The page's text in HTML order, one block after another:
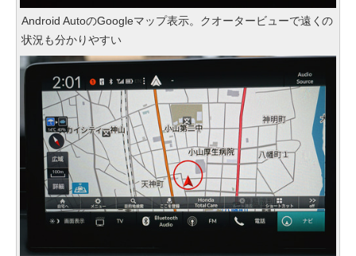
Android AutoのGoogleマップ表示。クオータービューで遠くの
状況も分かりやすい